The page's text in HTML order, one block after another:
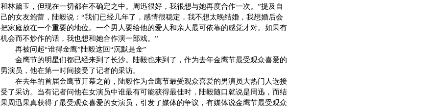
和林黛玉，但现在一切都在不确定之中。周迅很好，我很想与她再度合作一次。”提及自
己的女友鲍蕾，陆毅说：“我们已经几年了，感情很稳定，我不想太晚结婚，我想婚后会
把家庭放在一个重要的地位。一个男人要给他的爱人和亲人最可依靠的感觉才对。如果有
机会而不炒作的话，我也想和她合作演一部戏。”
再被问起“谁得金鹰”陆毅这回“沉默是金”
金鹰节的明星们都已经来到了长沙。陆毅也来到了，作为去年金鹰节最受观众喜爱的
男演员，他在第一时间接受了记者的采访。
在去年的首届金鹰节开幕之前，陆毅作为金鹰节最受观众喜爱的男演员大热门人选接
受了采访。当有记者问他在女演员中谁最有可能获得最佳时，陆毅随口就说是周迅，而结
果周迅果真获得了最受观众喜爱的女演员，引发了媒体的争议，有媒体说金鹰节最受观众